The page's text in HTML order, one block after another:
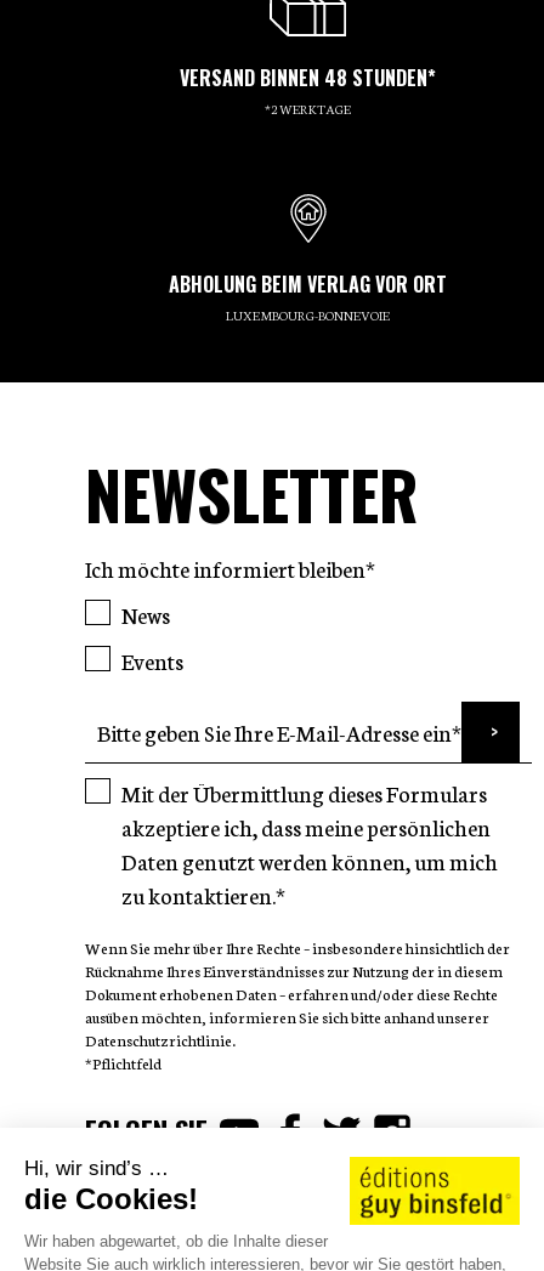
VERSAND BINNEN 48 STUNDEN*
*2 WERKTAGE
ABHOLUNG BEIM VERLAG VOR ORT
LUXEMBOURG-BONNEVOIE
NEWSLETTER
Ich möchte informiert bleiben*
News
Events
Mit der Übermittlung dieses Formulars
akzeptiere ich, dass meine persönlichen
Daten genutzt werden können, um mich
zu kontaktieren.*
Wenn Sie mehr über Ihre Rechte – insbesondere hinsichtlich der
Rücknahme Ihres Einverständnisses zur Nutzung der in diesem
Dokument erhobenen Daten – erfahren und/oder diese Rechte
ausüben möchten, informieren Sie sich bitte anhand unserer
Datenschutzrichtlinie.
*Pflichtfeld
FOLGEN SIE
Hi, wir sind’s …
die Cookies!
Wir haben abgewartet, ob die Inhalte dieser
Website Sie auch wirklich interessieren, bevor wir Sie gestört haben,